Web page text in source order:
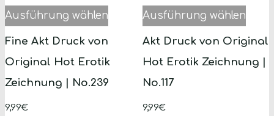
Ausführung wählen
Dieses
Produkt
mehrere
Varianten
Fine Akt Druck von
Original Hot Erotik
Zeichnung | No.239
9,99€
Ausführung wählen
weist
Akt Druck von Original
Hot Erotik Zeichnung |
No.117
9,99€